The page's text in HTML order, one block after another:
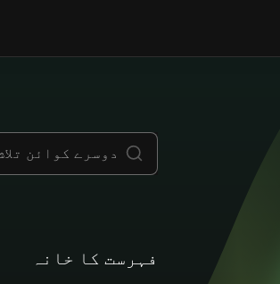
فہرست کا خانہ